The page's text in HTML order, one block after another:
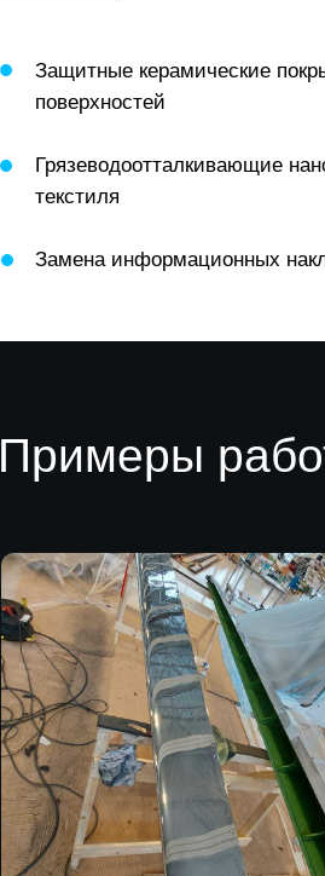
Защитные керамические
поверхностей
Грязеводоотталкивающие
текстиля
Замена информационных
Примеры